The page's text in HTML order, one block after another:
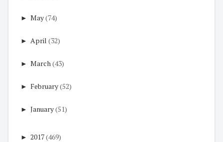
► May(74)
► April (32)
► March (43)
► February(52)
► January(51)
► 2017(469)